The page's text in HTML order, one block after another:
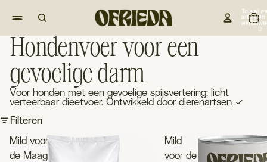
Totaal
artikelen
0
Hondenvoer voor een
gevoelige darm
Voor honden met een gevoelige spijsvertering: licht
verteerbaar dieetvoer. Ontwikkeld door dierenartsen ✓
Filteren
Mild voor
de Maag
Mild
voor de